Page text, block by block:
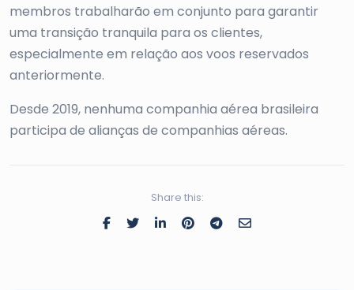
membros trabalharão em conjunto para garantir
uma transição tranquila para os clientes,
especialmente em relação aos voos reservados
anteriormente.
Desde 2019, nenhuma companhia aérea brasileira
participa de alianças de companhias aéreas.
Share this: